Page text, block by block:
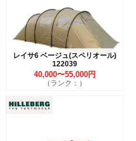
レイサ6 ベージュ(スペリオール)
122039
40,000〜55,000円
（ランク：）